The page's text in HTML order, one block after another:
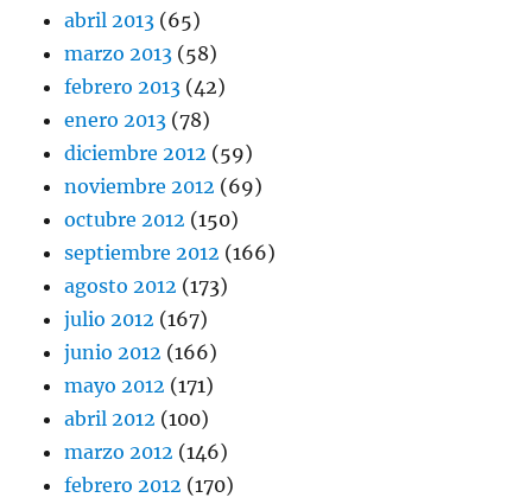
abril 2013 (65)
marzo 2013 (58)
febrero 2013 (42)
enero 2013 (78)
diciembre 2012 (59)
noviembre 2012 (69)
octubre 2012 (150)
septiembre 2012 (166)
agosto 2012 (173)
julio 2012 (167)
junio 2012 (166)
mayo 2012 (171)
abril 2012 (100)
marzo 2012 (146)
febrero 2012 (170)